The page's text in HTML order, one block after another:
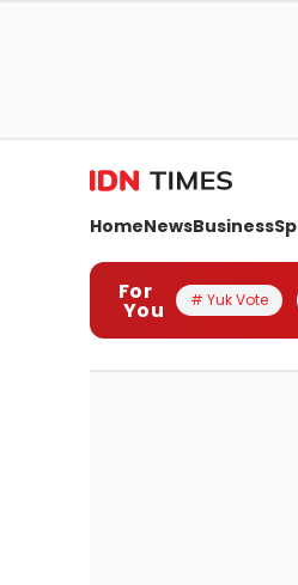
HomeNewsBusiness
For
You # Yuk Vote